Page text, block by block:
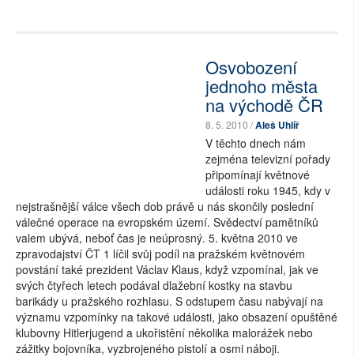
Osvobození
jednoho města
na východě ČR
8. 5. 2010 /Aleš Uhlíř
V těchto dnech nám
zejména televizní pořady
připomínají květnové
události roku 1945, kdy v
nejstrašnější válce všech dob právě u nás skončily poslední
válečné operace na evropském území. Svědectví pamětníků
valem ubývá, neboť čas je neúprosný. 5. května 2010 ve
zpravodajství ČT 1 líčil svůj podíl na pražském květnovém
povstání také prezident Václav Klaus, když vzpomínal, jak ve
svých čtyřech letech podával dlažební kostky na stavbu
barikády u pražského rozhlasu. S odstupem času nabývají na
významu vzpomínky na takové události, jako obsazení opuštěné
klubovny Hitlerjugend a ukořistění několika malorážek nebo
zážitky bojovníka, vyzbrojeného pistolí a osmi náboji.